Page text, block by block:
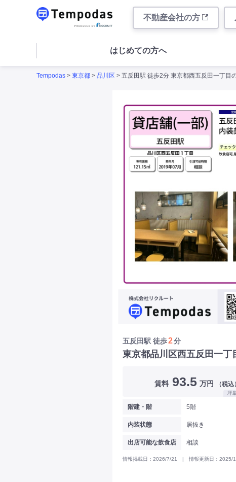
不動産会社の方
はじめての方へ
Tempodas > 東京都 > 品川区 > 五反田駅 徒歩2分 東京都西五反田一丁目
五反田駅 徒歩2分
東京都品川区西五反田一丁
賃料 93.5 万円 （税込）
坪
階建・階 5階
内装状態 居抜き
出店可能な飲食店 相談
情報掲載日：2026/7/21 | 情報更新日：2025/